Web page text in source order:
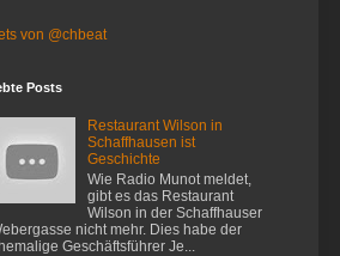
von @chbeat
Posts
Restaurant Wilson in
Schaffhausen ist
Geschichte
Wie Radio Munot meldet,
gibt es das Restaurant
Wilson in der Schaffhauser
nicht mehr. Dies habe der
Geschäftsführer Je...